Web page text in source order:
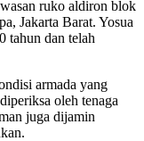
ruko aldiron blok
Jakarta Barat. Yosua
tahun dan telah
armada yang
oleh tenaga
juga dijamin